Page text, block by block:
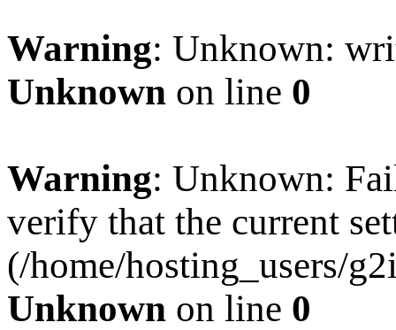
Warning: Unknown:
Unknown on line 0
Warning: Unknown:
verify that the current
(/home/hosting_users/
Unknown on line 0